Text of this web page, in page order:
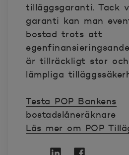
tilläggsgaranti. Tack
garanti kan man
bostad trots att
är tillräckligt stor
lämpliga
Testa POP Bankens
bostadslåneräknare
Läs mer om POP